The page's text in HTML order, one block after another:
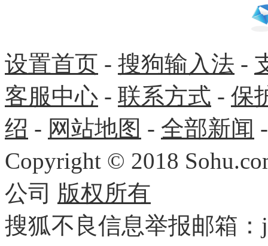
设置首页 - 搜狗输入法 -
客服中心 - 联系方式 - 保
绍 - 网站地图 - 全部新闻
Copyright © 2018
公司 版权所有
搜狐不良信息举报邮箱：